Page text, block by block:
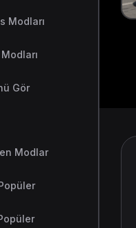
Modları
Gör
Modlar